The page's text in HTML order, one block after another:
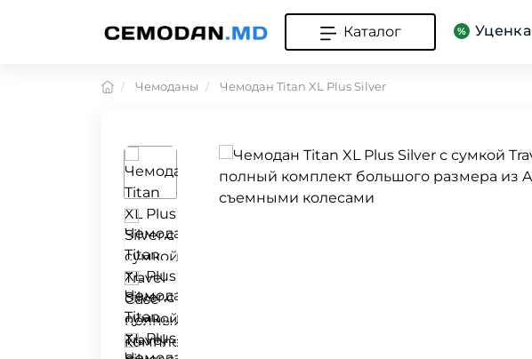
Каталог Уценка
Чемоданы Чемодан Titan XL Plus Silver